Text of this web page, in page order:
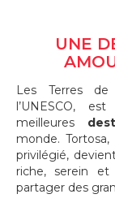
UNE
Les Terres de
l’UNESCO,
meilleures
monde.
privilégié,
riche, serein
partager des